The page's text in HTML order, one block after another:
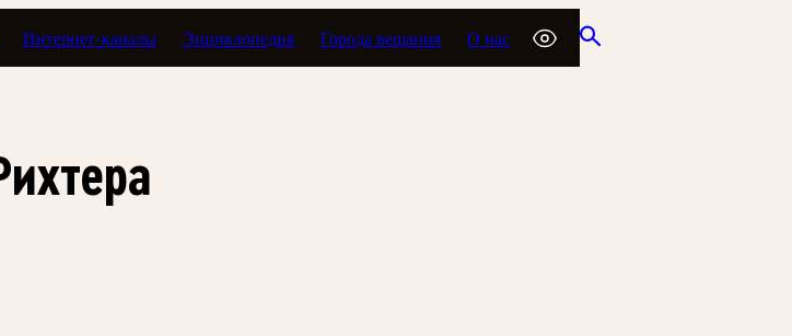
Интернет-каналы Энциклопедия Города вещания О нас